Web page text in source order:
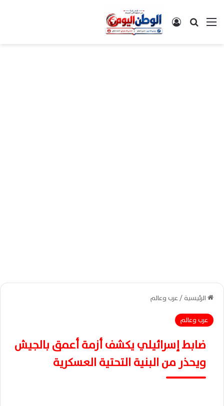
القائمةبحث عن تسجيل الدخول
الرئيسية/عرب وعالم
عرب وعالم
ضابط إسرائيلي يكشف أزمة أعمق بالجيش
ويحذر من البنية التحتية العسكرية